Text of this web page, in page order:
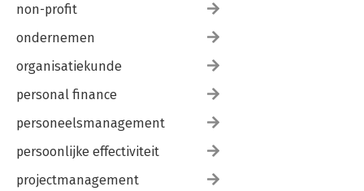
non-profit
ondernemen
organisatiekunde
personal finance
personeelsmanagement
persoonlijke effectiviteit
projectmanagement